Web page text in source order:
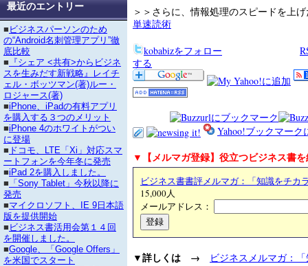
＞＞さらに、情報処理のスピードを
単速読術
kobabizをフォロー
する
Yahoo!ブックマーク
▼【メルマガ登録】役立つビジネス書
ビジネス書書評メルマガ：「知識をチカ
15,000人
メールアドレス：
▼詳しくは →
ビジネスメルマガ：
最近のエントリー
■ ビジネスパーソンのため
の“Android名刺管理アプリ”徹
底比較
■ 『シェア <共有>からビジネ
スを生みだす新戦略』レイチ
ェル・ボッツマン(著)ルー・
ロジャース(著)
■iPhone、iPadの有料アプリ
を購入する３つのメリット
■iPhone 4のホワイトがつい
に登場
■ ドコモ、LTE「Xi」対応スマ
ートフォンを今年冬に発売
■iPad 2を購入しました。
■ 「Sony Tablet」今秋以降に
発売
■マイクロソフト、IE 9日本語
版を提供開始
■ ビジネス書活用会第１４回
を開催しました。
■Google、「Google Offers」
を米国でスタート